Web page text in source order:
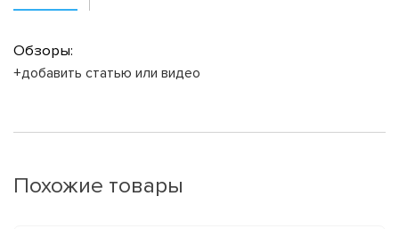
Обзоры:
+добавить статью или видео
Похожие товары